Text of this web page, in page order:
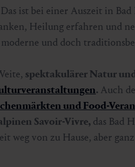
ist bei einer Auszeit in
Heilung erfahren und
und doch
spektakulärer Natur
. Auch
und Food-
Savoir-Vivre, das Bad
weg von zu Hause, aber